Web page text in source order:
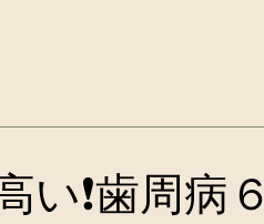
❗️歯周病